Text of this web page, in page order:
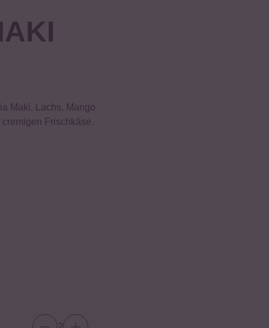
Maki. Lachs, Mango
Frischkäse.